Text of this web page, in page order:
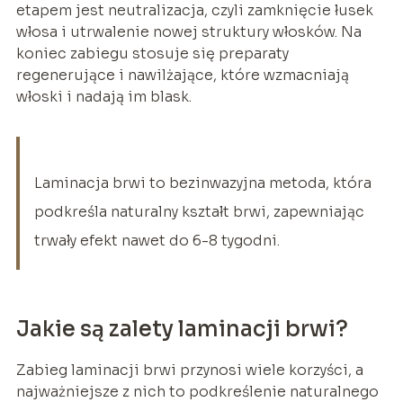
etapem jest neutralizacja, czyli zamknięcie łusek
włosa i utrwalenie nowej struktury włosków. Na
koniec zabiegu stosuje się preparaty
regenerujące i nawilżające, które wzmacniają
włoski i nadają im blask.
Laminacja brwi to bezinwazyjna metoda, która
podkreśla naturalny kształt brwi, zapewniając
trwały efekt nawet do 6-8 tygodni.
Jakie są zalety laminacji brwi?
Zabieg laminacji brwi przynosi wiele korzyści, a
najważniejsze z nich to podkreślenie naturalnego